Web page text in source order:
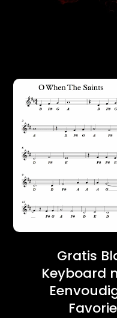
Gratis
Keyboard